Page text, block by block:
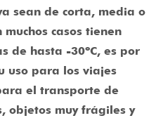
sean de corta, media o
casos tienen
de hasta -30ºC, es por
uso para los viajes
el transporte de
objetos muy frágiles y